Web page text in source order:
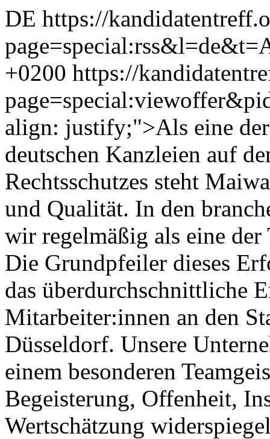
DE https://
+0200 https://
align: justify;">Als eine
deutschen Kanzleien auf
Rechtsschutzes steht
und Qualität. In den
wir regelmäßig als eine der
Die Grundpfeiler dieses
das überdurchschnittliche
Mitarbeiter:innen an den
Düsseldorf. Unsere
einem besonderen
Begeisterung, Offenheit,
Wertschätzung